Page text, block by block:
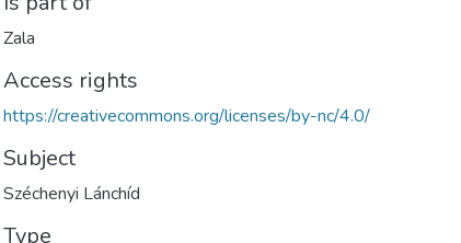
Zala
Access rights
https://creativecommons.org/licenses/by-nc/4.0/
Subject
Széchenyi Lánchíd
Type